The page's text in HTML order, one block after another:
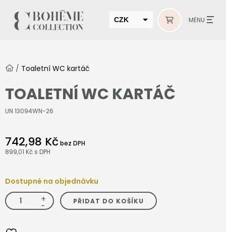
CZK MENU
/ Toaletní WC kartáč
TOALETNÍ WC KARTÁČ
UN 13094WN-26
742,98 Kčbez DPH
899,01 Kč s DPH
Dostupné na objednávku
Toaletní
WC
kartáč
+
- PŘIDAT DO KOŠÍKU